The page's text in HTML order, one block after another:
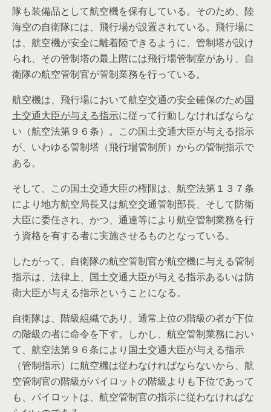
隊も装備品として航空機を保有している。そのため、陸
海空の自衛隊には、飛行場が設置されている。飛行場に
は、航空機が安全に離着陸できるように、管制塔が設け
られ、その管制塔の最上階には飛行場管制室があり、自
衛隊の航空管制官が管制業務を行っている。
航空機は、飛行場において航空交通の安全確保のため国
土交通大臣が与える指示に従って行動しなければならな
い（航空法第９６条）。この国土交通大臣が与える指示
が、いわゆる管制塔（飛行場管制所）からの管制指示で
ある。
そして、この国土交通大臣の権限は、航空法第１３７条
により地方航空局長又は航空交通管制部長、そして防衛
大臣に委任され、かつ、通達等により航空管制業務を行
う資格を有する者に実施させるものとなっている。
したがって、自衛隊の航空管制官が航空機に与える管制
指示は、法律上、国土交通大臣が与える指示あるいは防
衛大臣が与える指示ということになる。
自衛隊は、階級組織であり、通常上位の階級の者が下位
の階級の者に命令を下す。しかし、航空管制業務におい
て、航空法第９６条により国土交通大臣が与える指示
（管制指示）に航空機は従わなければならないから、航
空管制官の階級がパイロットの階級よりも下位であって
も、パイロットは、航空管制官の指示に従わなければな